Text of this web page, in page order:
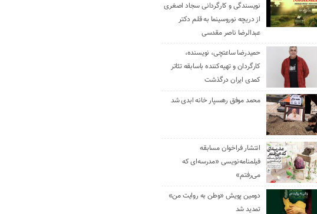
نویسندگی و کارگردانی سجاد اصغری
از دریچه نوروسینما به قلم دکتر
عبدالرضا ناصر مقدسی
حمیدرضا ساعتچی، نویسنده،
کارگردان و تهیه‌کننده باسابقه تئاتر
کمدی ایران درگذشت
محمد موفق رهسپار خانه ابدی شد
انتشار فراخوان مسابقه
فیلمنامه‌نویسی «مدرسه‌ای که
می‌رفتم»
دومین پویش «وطن به روایت من»
تمدید شد